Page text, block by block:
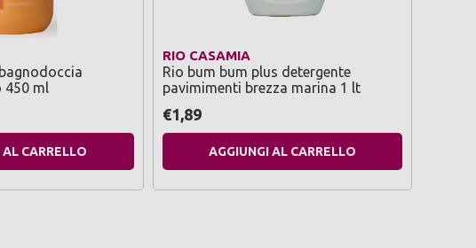
450 ml
CARRELLO
RIO CASAMIA
Rio bum bum plus detergente
pavimimenti brezza marina 1 lt
€1,89
AGGIUNGI AL CARRELLO